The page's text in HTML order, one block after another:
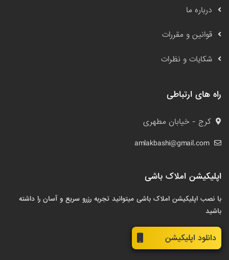
درباره ما
قوانین و مقررات
شکایات و نظرات
راه های ارتباطی
کرج - خیابان مطهری
amlakbashi@gmail.com
اپلیکیشن املاک باشی
با نصب اپلیکیشن املاک باشی میتوانید تجربه رزرو سریع و آسان را داشته
باشید
دانلود اپلیکیشن